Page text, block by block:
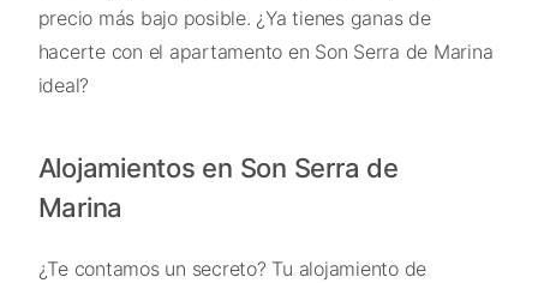
precio más bajo posible. ¿Ya tienes ganas de
hacerte con el apartamento en Son Serra de Marina
ideal?
Alojamientos en Son Serra de
Marina
¿Te contamos un secreto? Tu alojamiento de